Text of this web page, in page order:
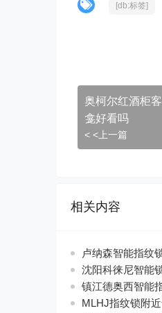
[db:标签]
奥柯尔红酒柜
龛好看吗
< <上一篇
相关内容
卢纳森智能指纹
沈阳科徕尼智能
镇江德奥西智能
MLHJ指纹锁附